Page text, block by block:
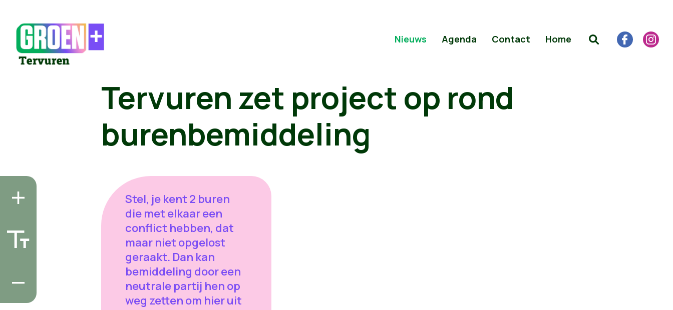
Nieuws Agenda Contact Home
Tervuren zet project op rond
burenbemiddeling
Stel, je kent 2 buren
die met elkaar een
conflict hebben, dat
maar niet opgelost
geraakt. Dan kan
bemiddeling door een
neutrale partij hen op
weg zetten om hier uit